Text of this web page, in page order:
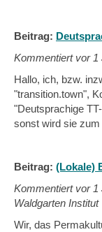
Beitrag:
Kommentiert vor 1
Hallo, ich, bzw.
"transition.town",
"Deutsprachige
sonst wird sie zum
Beitrag: (Lokale)
Kommentiert vor 1
Waldgarten Institut
Wir, das